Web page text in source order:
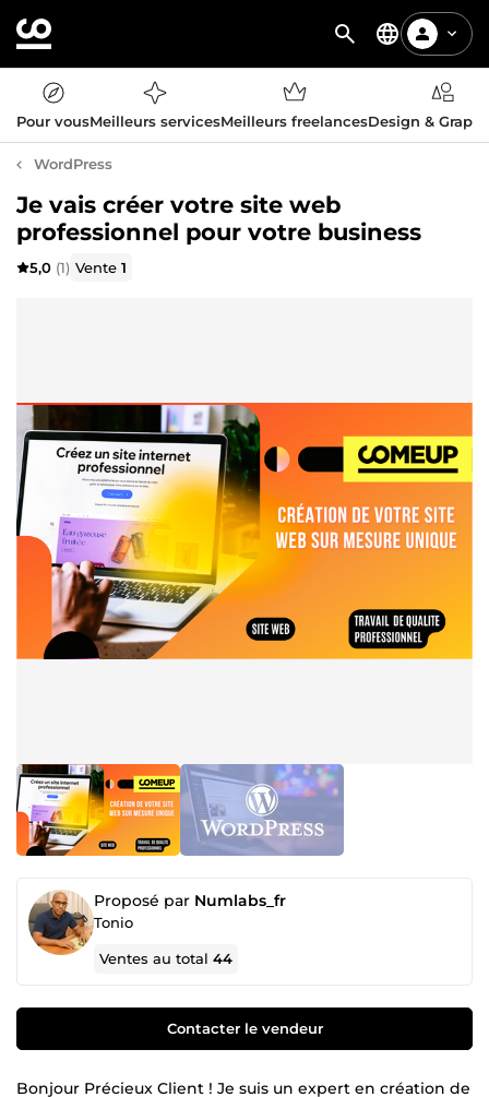
Pour vousMeilleurs servicesMeilleurs freelancesDesign &
WordPress
Je vais créer votre site web
professionnel pour votre business
5,0 (1) Vente1
Proposé par Numlabs_fr
Tonio
Ventes au total44
Contacter le vendeur
Bonjour Précieux Client ! Je suis un expert en création de